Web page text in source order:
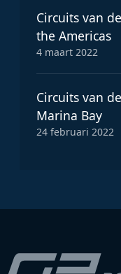
Circuits van
the Americas
4 maart 2022
Circuits van
Marina Bay
24 februari 2022